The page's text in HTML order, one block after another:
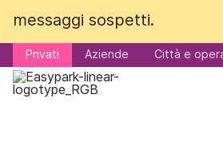
messaggi sospetti.
Privati Aziende Città e
messaggi sospetti.
Privati Aziende Città e